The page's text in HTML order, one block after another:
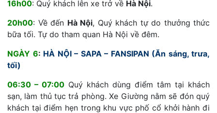
16h00: Quý khách lên xe trở về Hà Nội.
20h00: Về đến Hà Nội, Quý khách tự do thưởng thức
bữa tối. Tự do tham quan Hà Nội về đêm.
NGÀY 6: HÀ NỘI – SAPA – FANSIPAN (Ăn sáng, trưa,
tối)
06:30 – 07:00 Quý khách dùng điểm tâm tại khách
sạn, làm thủ tục trả phòng. Xe Giường nằm sẽ đón quý
khách tại điểm hẹn trong khu vực phố cổ khởi hành đi